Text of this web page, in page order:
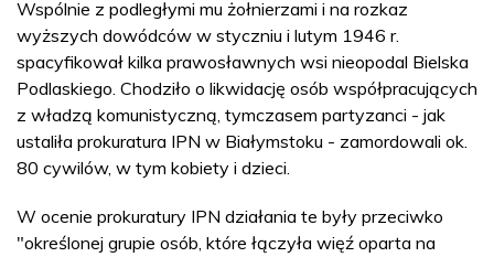
Wspólnie z podległymi mu żołnierzami i na rozkaz
wyższych dowódców w styczniu i lutym 1946 r.
spacyfikował kilka prawosławnych wsi nieopodal Bielska
Podlaskiego. Chodziło o likwidację osób współpracujących
z władzą komunistyczną, tymczasem partyzanci - jak
ustaliła prokuratura IPN w Białymstoku - zamordowali ok.
80 cywilów, w tym kobiety i dzieci.
W ocenie prokuratury IPN działania te były przeciwko
"określonej grupie osób, które łączyła więź oparta na